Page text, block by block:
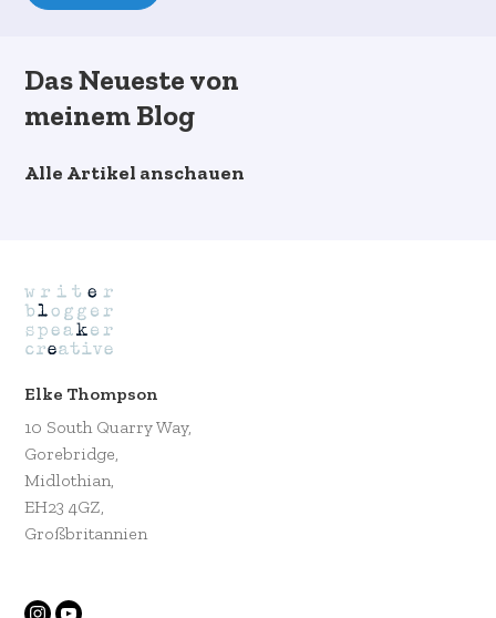
Das Neueste von
meinem Blog
Alle Artikel anschauen
Elke Thompson
10 South Quarry Way,
Gorebridge,
Midlothian,
EH23 4GZ,
Großbritannien